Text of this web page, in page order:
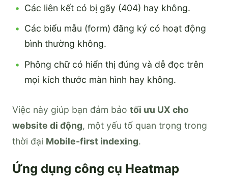
Các liên kết có bị gãy (404) hay không.
Các biểu mẫu (form) đăng ký có hoạt động
bình thường không.
Phông chữ có hiển thị đúng và dễ đọc trên
mọi kích thước màn hình hay không.
Việc này giúp bạn đảm bảo tối ưu UX cho
website di động, một yếu tố quan trọng trong
thời đại Mobile-first indexing.
Ứng dụng công cụ Heatmap